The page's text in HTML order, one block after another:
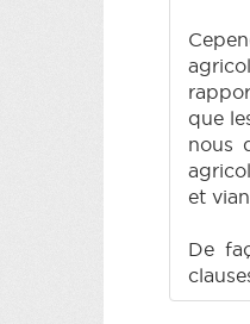
que
nous
et
De